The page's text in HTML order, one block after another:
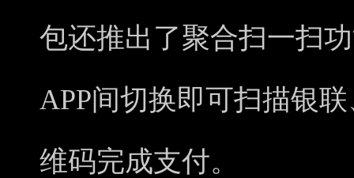
包还推出了聚合扫一扫
APP间切换即可扫描银
维码完成支付。